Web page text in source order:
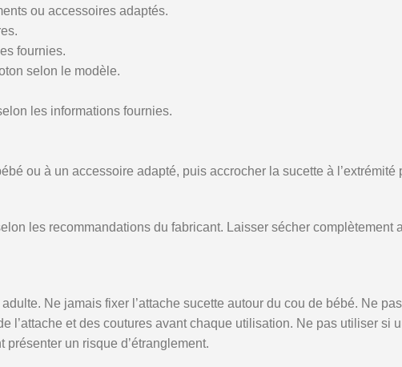
ou accessoires adaptés.
fournies.
selon le modèle.
les informations fournies.
ou à un accessoire adapté, puis accrocher la sucette à
les recommandations du fabricant. Laisser sécher
Ne jamais fixer l’attache sucette autour du cou de bébé. Ne
l’attache et des coutures avant chaque utilisation. Ne pas utiliser
un risque d’étranglement.